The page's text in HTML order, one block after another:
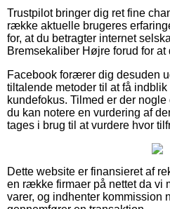
Trustpilot bringer dig ret fine
række aktuelle brugeres
for, at du betragter internet
Bremsekaliber Højre forud for at
Facebook forærer dig desuden
tiltalende metoder til at få
kundefokus. Tilmed er der
du kan notere en vurdering af
tages i brug til at vurdere hvor
Dette website er finansieret af
en række firmaer på nettet da vi
varer, og indhenter kommission